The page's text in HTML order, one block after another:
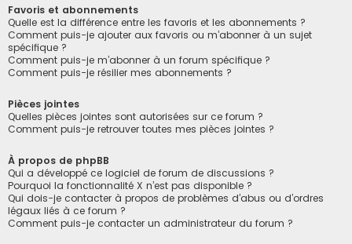
Favoris et abonnements
Quelle est la différence entre les favoris et les abonnements ?
Comment puis-je ajouter aux favoris ou m’abonner à un sujet
spécifique ?
Comment puis-je m’abonner à un forum spécifique ?
Comment puis-je résilier mes abonnements ?
Pièces jointes
Quelles pièces jointes sont autorisées sur ce forum ?
Comment puis-je retrouver toutes mes pièces jointes ?
À propos de phpBB
Qui a développé ce logiciel de forum de discussions ?
Pourquoi la fonctionnalité X n’est pas disponible ?
Qui dois-je contacter à propos de problèmes d’abus ou d’ordres
légaux liés à ce forum ?
Comment puis-je contacter un administrateur du forum ?